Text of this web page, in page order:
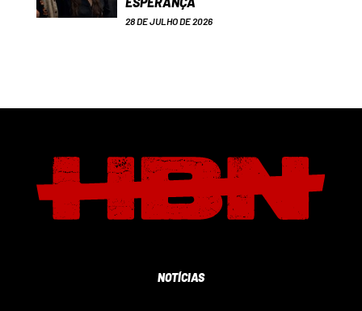
28 DE JULHO DE 2026
NOTÍCIAS